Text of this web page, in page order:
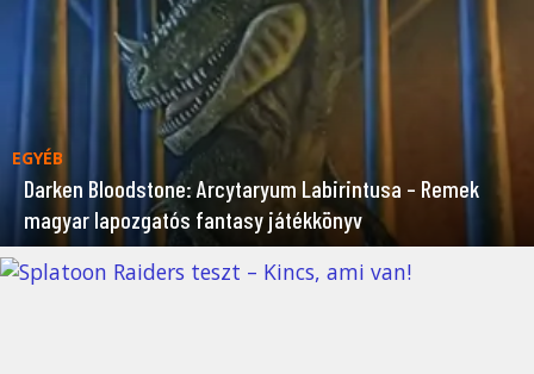
EGYÉB
Darken Bloodstone: Arcytaryum Labirintusa – Remek
magyar lapozgatós fantasy játékkönyv